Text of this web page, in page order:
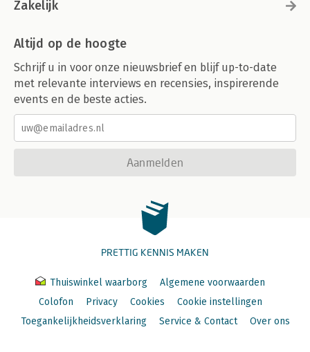
Zakelijk
Altijd op de hoogte
Schrijf u in voor onze nieuwsbrief en blijf up-to-date
met relevante interviews en recensies, inspirerende
events en de beste acties.
Aanmelden
PRETTIG KENNIS MAKEN
Thuiswinkel waarborg
Algemene voorwaarden
Colofon
Privacy Cookies
Cookie instellingen
Toegankelijkheidsverklaring
Service & Contact Over ons